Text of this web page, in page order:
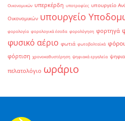
Οικονομικών υπερκέρδη υποτροφίες υπουργείο
Οικονομικών υπουργείο
φορολογία φορολογικά έσοδα φορολόγηση φορτηγά
φυσικό αέριο φωτιά φωτοβολταϊκά φόροι
φόρτιση χρονοκαθυστέρηση ψηφιακά εργαλεία
πελατολόγιο ωράριο